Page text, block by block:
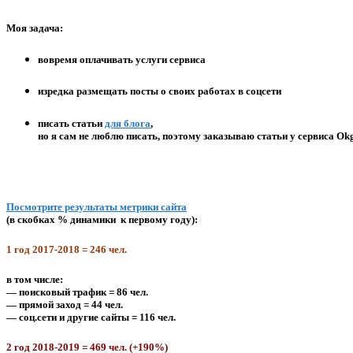
Моя задача:
вовремя оплачивать услуги сервиса
изредка размещать посты о своих работах в соцсети
писать статьи для блога,
но я сам не люблю писать, поэтому заказываю статьи у сервиса
Посмотрите результаты метрики сайта
(в скобках % динамики к первому году):
1 год 2017-2018 = 246 чел.
в том числе:
— поисковый трафик = 86 чел.
— прямой заход = 44 чел.
— соц.сети и другие сайты = 116 чел.
2 год 2018-2019 = 469 чел. (+190%)